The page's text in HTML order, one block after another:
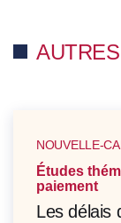
NOUVELLE-
Études
paiement
Les délais